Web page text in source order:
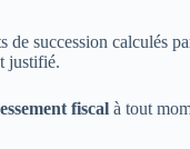
succession calculés
justifié.
fiscal à tout